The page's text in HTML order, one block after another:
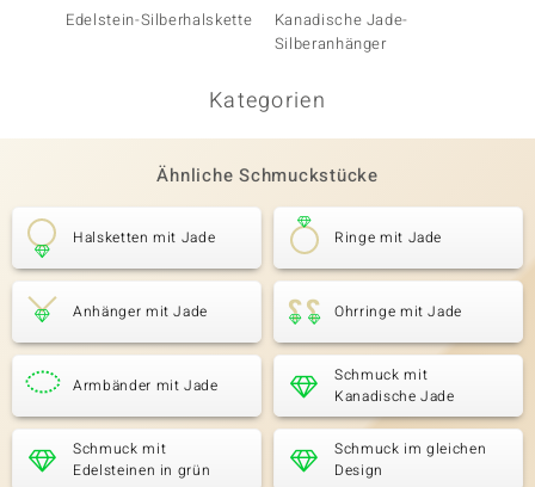
Edelstein-Silberhalskette
Kanadische Jade-
Silberanhänger
Kategorien
Ähnliche Schmuckstücke
Halsketten mit Jade Ringe mit Jade
Anhänger mit Jade Ohrringe mit Jade
Armbänder mit Jade
Schmuck mit
Kanadische Jade
Schmuck mit
Edelsteinen in grün
Schmuck im gleichen
Design